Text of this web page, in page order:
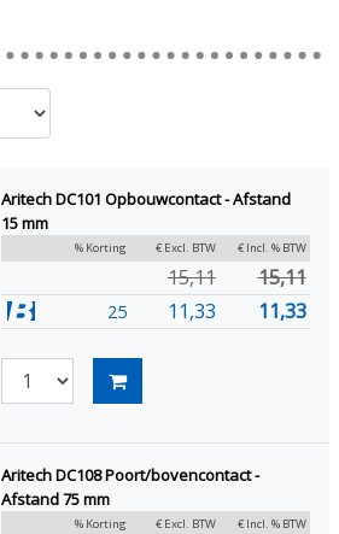
Aritech DC101 Opbouwcontact - Afstand
15 mm
% Korting € Excl. BTW € Incl. % BTW
15,11 15,11
25 11,33 11,33
Aritech DC108 Poort/bovencontact -
Afstand 75 mm
% Korting € Excl. BTW € Incl. % BTW